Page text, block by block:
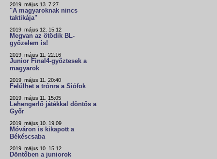
2019. május 13. 7:27
"A magyaroknak nincs
taktikája"
2019. május 12. 15:12
Megvan az ötödik BL-
győzelem is!
2019. május 11. 22:16
Junior Final4-győztesek a
magyarok
2019. május 11. 20:40
Felülhet a trónra a Siófok
2019. május 11. 15:05
Lehengerlő játékkal döntős a
Győr
2019. május 10. 19:09
Móváron is kikapott a
Békéscsaba
2019. május 10. 15:12
Döntőben a juniorok